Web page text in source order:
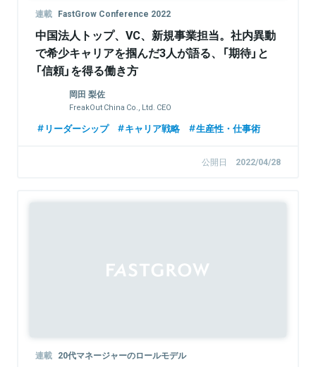
連載 FastGrow Conference 2022
中国法人トップ、VC、新規事業担当。社内異動
で希少キャリアを掴んだ3人が語る、「期待」と
「信頼」を得る働き方
岡田 梨佐
FreakOut China Co., Ltd. CEO
リーダーシップ キャリア戦略 生産性・仕事術
公開日 2022/04/28
連載 20代マネージャーのロールモデル